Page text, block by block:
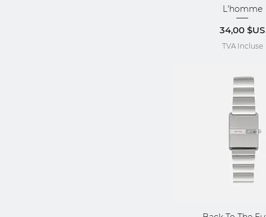
AperçuL'homme
Prix
34,00 $US
TVA Incluse